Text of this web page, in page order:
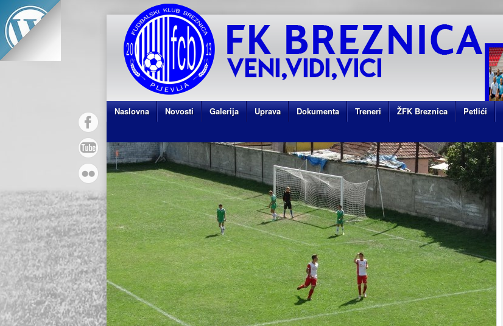
Naslovna Novosti Galerija Uprava Dokumenta Treneri ŽFK Breznica Petlići